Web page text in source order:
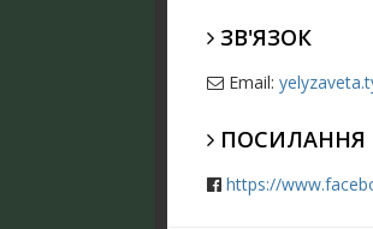
ЗВ'ЯЗОК
Email:
ПОСИЛАННЯ
https://